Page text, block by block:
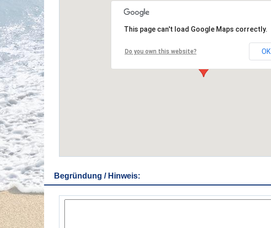
This page can't load Google Maps correctly.
Do you own this website? OK
Begründung / Hinweis: